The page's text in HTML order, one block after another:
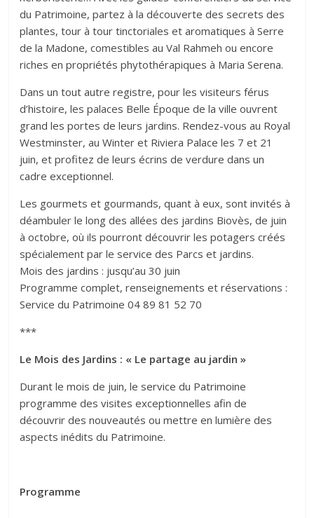
du Patrimoine, partez à la découverte des secrets des
plantes, tour à tour tinctoriales et aromatiques à Serre
de la Madone, comestibles au Val Rahmeh ou encore
riches en propriétés phytothérapiques à Maria Serena.
Dans un tout autre registre, pour les visiteurs férus
d’histoire, les palaces Belle Époque de la ville ouvrent
grand les portes de leurs jardins. Rendez-vous au Royal
Westminster, au Winter et Riviera Palace les 7 et 21
juin, et profitez de leurs écrins de verdure dans un
cadre exceptionnel.
Les gourmets et gourmands, quant à eux, sont invités à
déambuler le long des allées des jardins Biovès, de juin
à octobre, où ils pourront découvrir les potagers créés
spécialement par le service des Parcs et jardins.
Mois des jardins : jusqu’au 30 juin
Programme complet, renseignements et réservations :
Service du Patrimoine 04 89 81 52 70
***
Le Mois des Jardins : « Le partage au jardin »
Durant le mois de juin, le service du Patrimoine
programme des visites exceptionnelles afin de
découvrir des nouveautés ou mettre en lumière des
aspects inédits du Patrimoine.
Programme